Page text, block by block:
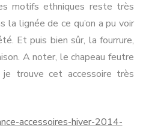
motifs ethniques reste très
la lignée de ce qu’on a pu voir
Et puis bien sûr, la fourrure,
A noter, le chapeau feutre
trouve cet accessoire très